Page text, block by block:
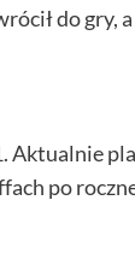
do gry,
Aktualnie
po